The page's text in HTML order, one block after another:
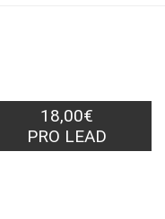
18,00€
PRO LEAD